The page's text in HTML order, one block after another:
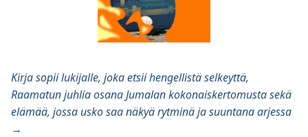
Kirja sopii lukijalle, joka etsii hengellistä selkeyttä,
Raamatun juhlia osana Jumalan kokonaiskertomusta sekä
elämää, jossa usko saa näkyä rytminä ja suuntana arjessa
→